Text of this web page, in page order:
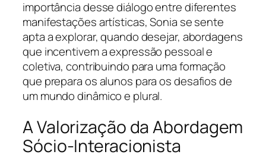
importância desse diálogo entre diferentes
manifestações artísticas, Sonia se sente
apta a explorar, quando desejar, abordagens
que incentivem a expressão pessoal e
coletiva, contribuindo para uma formação
que prepara os alunos para os desafios de
um mundo dinâmico e plural.
A Valorização da Abordagem
Sócio-Interacionista